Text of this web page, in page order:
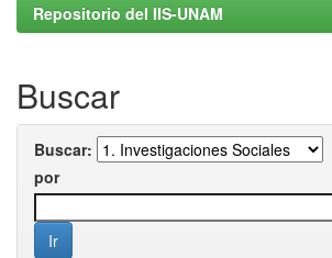
Repositorio del IIS-UNAM
Buscar
Buscar:
por